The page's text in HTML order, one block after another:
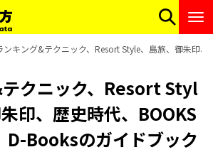
ンキング&テクニック、Resort Style、島旅、御朱印
テクニック、Resort Styl
印、歴史時代、BOOKS
D-Booksのガイドブック